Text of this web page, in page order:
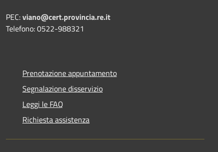
PEC:viano@cert.provincia.re.it
Telefono: 0522-988321
Prenotazione appuntamento
Segnalazione disservizio
Leggi le FAQ
Richiesta assistenza